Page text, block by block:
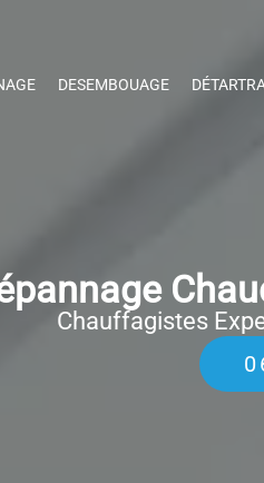
DESEMBOUAGE
Chauffagistes